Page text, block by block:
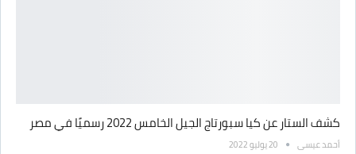
كشف الستار عن كيا سبورتاج الجيل الخامس 2022 رسميًا في مصر
أحمد عيسى 20 يوليو 2022